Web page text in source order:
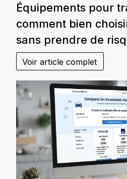
Équipements pour
comment bien
sans prendre de
Voir article complet